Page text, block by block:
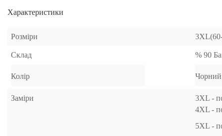
Характеристики
Розміри
Склад
Колір
% 90
Заміри
3XL -
4XL -
5XL -